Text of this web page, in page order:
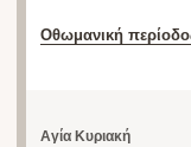
Οθωμανική
Αγία Κυριακή